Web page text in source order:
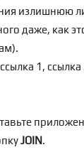
излишнюю
даже, как
ссылка 1 , ссылка
JOIN.